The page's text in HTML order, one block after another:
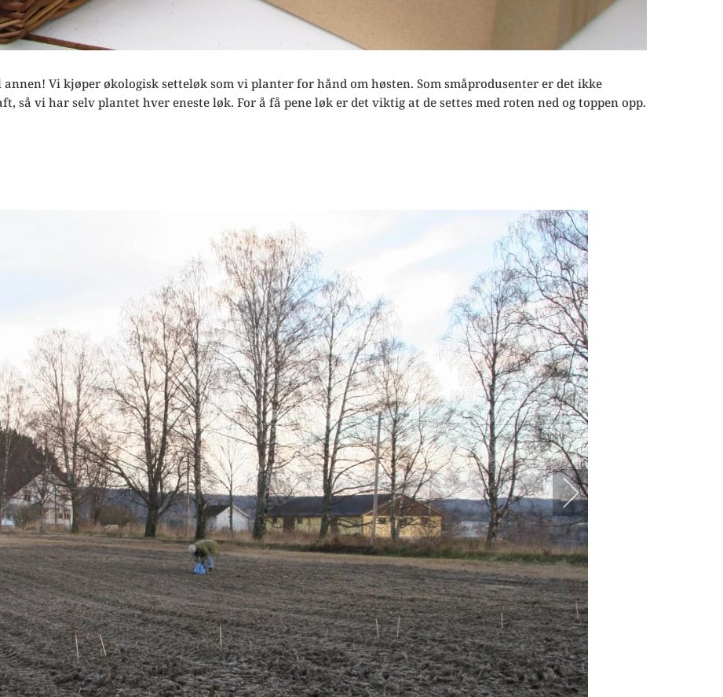
Vi kjøper økologisk setteløk som vi planter for hånd om høsten. Som småprodusenter er det ikke
så vi har selv plantet hver eneste løk. For å få pene løk er det viktig at de settes med roten ned og toppen opp.